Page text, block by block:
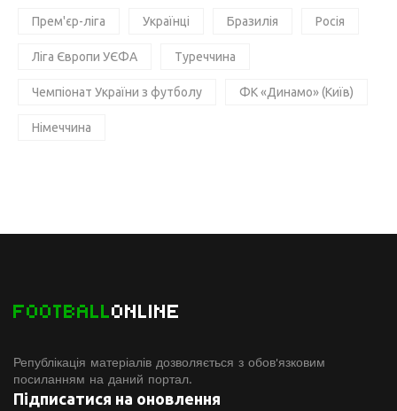
Прем'єр-ліга Українці Бразилія Росія
Ліга Європи УЄФА Туреччина
Чемпіонат України з футболу ФК «Динамо» (Київ)
Німеччина
FOOTBALLONLINE
Републікація матеріалів дозволяється з обов'язковим
посиланням на даний портал.
Підписатися на оновлення